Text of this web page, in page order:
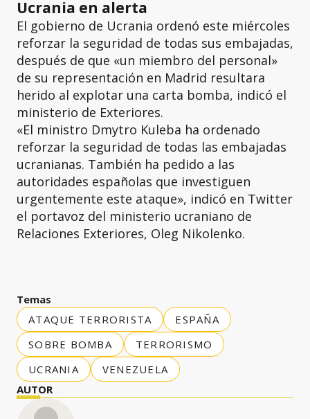
Ucrania en alerta
El gobierno de Ucrania ordenó este miércoles
reforzar la seguridad de todas sus embajadas,
después de que «un miembro del personal»
de su representación en Madrid resultara
herido al explotar una carta bomba, indicó el
ministerio de Exteriores.
«El ministro Dmytro Kuleba ha ordenado
reforzar la seguridad de todas las embajadas
ucranianas. También ha pedido a las
autoridades españolas que investiguen
urgentemente este ataque», indicó en Twitter
el portavoz del ministerio ucraniano de
Relaciones Exteriores, Oleg Nikolenko.
Temas
ATAQUE TERRORISTA
ESPAÑA
SOBRE BOMBA
TERRORISMO
UCRANIA
VENEZUELA
AUTOR